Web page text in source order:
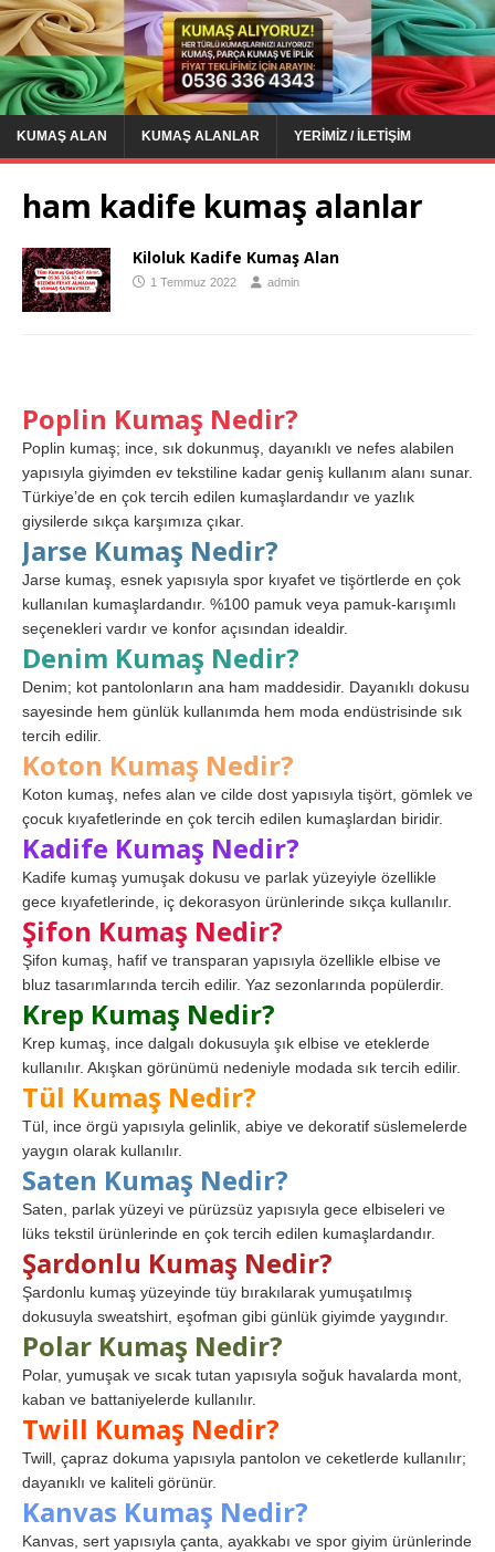
KUMAŞ ALAN KUMAŞ ALANLAR YERIMIZ / İLETIŞIM
ham kadife kumaş alanlar
Kiloluk Kadife Kumaş Alan
1 Temmuz 2022 admin
Poplin Kumaş Nedir?
Poplin kumaş; ince, sık dokunmuş, dayanıklı ve nefes alabilen
yapısıyla giyimden ev tekstiline kadar geniş kullanım alanı sunar.
Türkiye’de en çok tercih edilen kumaşlardandır ve yazlık
giysilerde sıkça karşımıza çıkar.
Jarse Kumaş Nedir?
Jarse kumaş, esnek yapısıyla spor kıyafet ve tişörtlerde en çok
kullanılan kumaşlardandır. %100 pamuk veya pamuk-karışımlı
seçenekleri vardır ve konfor açısından idealdir.
Denim Kumaş Nedir?
Denim; kot pantolonların ana ham maddesidir. Dayanıklı dokusu
sayesinde hem günlük kullanımda hem moda endüstrisinde sık
tercih edilir.
Koton Kumaş Nedir?
Koton kumaş, nefes alan ve cilde dost yapısıyla tişört, gömlek ve
çocuk kıyafetlerinde en çok tercih edilen kumaşlardan biridir.
Kadife Kumaş Nedir?
Kadife kumaş yumuşak dokusu ve parlak yüzeyiyle özellikle
gece kıyafetlerinde, iç dekorasyon ürünlerinde sıkça kullanılır.
Şifon Kumaş Nedir?
Şifon kumaş, hafif ve transparan yapısıyla özellikle elbise ve
bluz tasarımlarında tercih edilir. Yaz sezonlarında popülerdir.
Krep Kumaş Nedir?
Krep kumaş, ince dalgalı dokusuyla şık elbise ve eteklerde
kullanılır. Akışkan görünümü nedeniyle modada sık tercih edilir.
Tül Kumaş Nedir?
Tül, ince örgü yapısıyla gelinlik, abiye ve dekoratif süslemelerde
yaygın olarak kullanılır.
Saten Kumaş Nedir?
Saten, parlak yüzeyi ve pürüzsüz yapısıyla gece elbiseleri ve
lüks tekstil ürünlerinde en çok tercih edilen kumaşlardandır.
Şardonlu Kumaş Nedir?
Şardonlu kumaş yüzeyinde tüy bırakılarak yumuşatılmış
dokusuyla sweatshirt, eşofman gibi günlük giyimde yaygındır.
Polar Kumaş Nedir?
Polar, yumuşak ve sıcak tutan yapısıyla soğuk havalarda mont,
kaban ve battaniyelerde kullanılır.
Twill Kumaş Nedir?
Twill, çapraz dokuma yapısıyla pantolon ve ceketlerde kullanılır;
dayanıklı ve kaliteli görünür.
Kanvas Kumaş Nedir?
Kanvas, sert yapısıyla çanta, ayakkabı ve spor giyim ürünlerinde